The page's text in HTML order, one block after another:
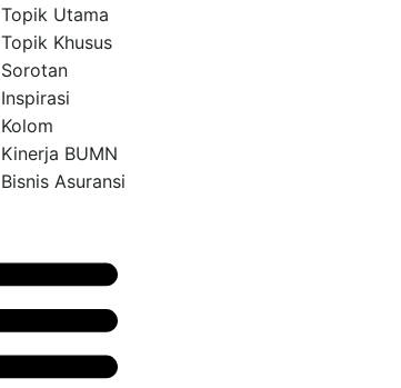
Topik Utama
Topik Khusus
Sorotan
Inspirasi
Kolom
Kinerja BUMN
Bisnis Asuransi